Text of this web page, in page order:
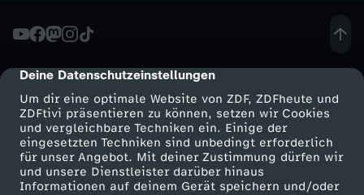
cmp-dialog-description
Deine Datenschutzeinstellungen
Um dir eine optimale Website von ZDF, ZDFheute und
ZDFtivi präsentieren zu können, setzen wir Cookies
und vergleichbare Techniken ein. Einige der
eingesetzten Techniken sind unbedingt erforderlich
für unser Angebot. Mit deiner Zustimmung dürfen wir
und unsere Dienstleister darüber hinaus
Informationen auf deinem Gerät speichern und/oder
Mehr ZDF Service